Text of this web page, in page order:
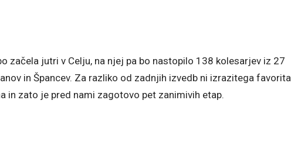
začela jutri v Celju, na njej pa bo nastopilo 138 kolesarjev iz 27
in Špancev. Za razliko od zadnjih izvedb ni izrazitega favorita
in zato je pred nami zagotovo pet zanimivih etap.